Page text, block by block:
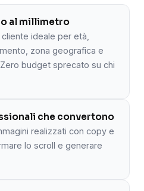
al millimetro
ideale per età,
zona geografica e
budget sprecato su chi
che convertono
realizzati con copy e
lo scroll e generare